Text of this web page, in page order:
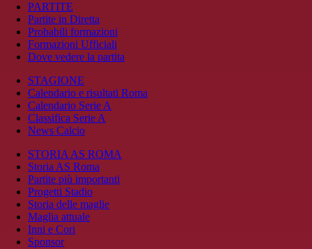
PARTITE
Partite in Diretta
Probabili formazioni
Formazioni Ufficiali
Dove vedere la partita
STAGIONE
Calendario e risultati Roma
Calendario Serie A
Classifica Serie A
News Calcio
STORIA AS ROMA
Storia AS Roma
Partite più importanti
Progetti Stadio
Storia delle maglie
Maglia attuale
Inni e Cori
Sponsor